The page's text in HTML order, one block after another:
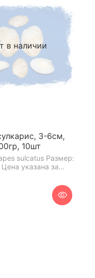
в наличии
3-6см,
10шт
sulcatus Размер:
указана за...